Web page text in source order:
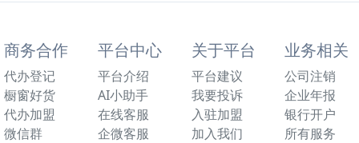
商务合作
代办登记
橱窗好货
代办加盟
微信群
平台中心
平台介绍
AI小助手
在线客服
企微客服
关于平台
平台建议
我要投诉
入驻加盟
加入我们
业务相关
公司注销
企业年报
银行开户
所有服务